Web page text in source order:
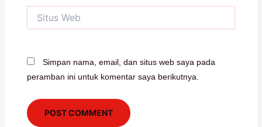
Web
Simpan nama, email, dan situs web saya pada
peramban ini untuk komentar saya berikutnya.